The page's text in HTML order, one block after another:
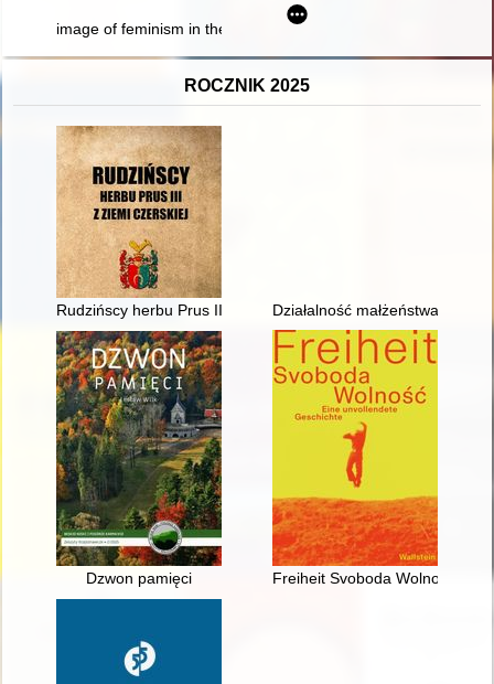
image of feminism in the Polish women's press in the years
ROCZNIK 2025
Rudzińscy herbu Prus III z ziemi ciechanowskiej w
Działalność małżeństwa
Dzwon pamięci Freiheit Svoboda Wolność :